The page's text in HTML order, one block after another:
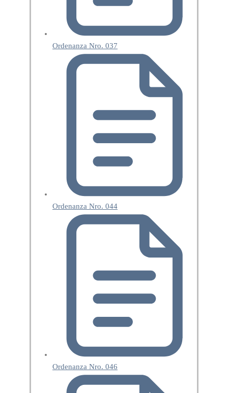
Ordenanza Nro. 037
Ordenanza Nro. 044
Ordenanza Nro. 046